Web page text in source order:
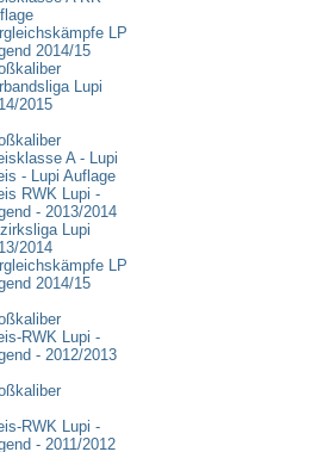
LP
2014/15
Lupi
2015
A - Lupi
- Lupi Auflage
RWK Lupi -
- 2013/2014
Lupi
2014
LP
2014/15
RWK Lupi -
- 2012/2013
RWK Lupi -
- 2011/2012